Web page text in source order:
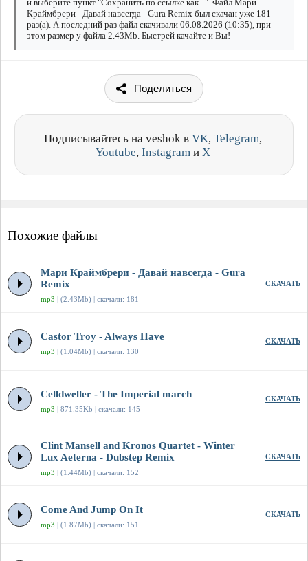
и выберите пункт "Сохранить по ссылке как...". Файл Мари
Краймбрери - Давай навсегда - Gura Remix был скачан уже 181
раз(а). А последний раз файл скачивали 06.08.2026 (10:35), при
этом размер у файла 2.43Mb. Быстрей качайте и Вы!
Поделиться
Подписывайтесь на veshok в VK, Telegram,
Youtube, Instagram и X
Похожие файлы
Мари Краймбрери - Давай навсегда - Gura
Remix
mp3 | (2.43Mb) | скачали: 181
СКАЧАТЬ
Castor Troy - Always Have
mp3 | (1.04Mb) | скачали: 130
СКАЧАТЬ
Celldweller - The Imperial march
mp3 | 871.35Kb | скачали: 145
СКАЧАТЬ
Clint Mansell and Kronos Quartet - Winter
Lux Aeterna - Dubstep Remix
mp3 | (1.44Mb) | скачали: 152
СКАЧАТЬ
Come And Jump On It
mp3 | (1.87Mb) | скачали: 151
СКАЧАТЬ